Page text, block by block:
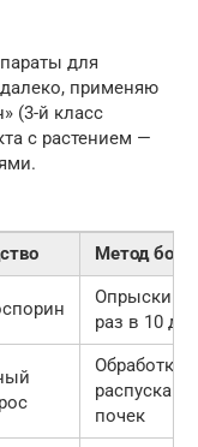
для
применяю
(3-й класс
с растением —
Метод
раз в 10
Обработка
почек